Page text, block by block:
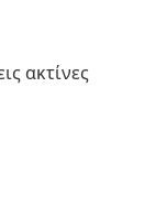
ακτίνες